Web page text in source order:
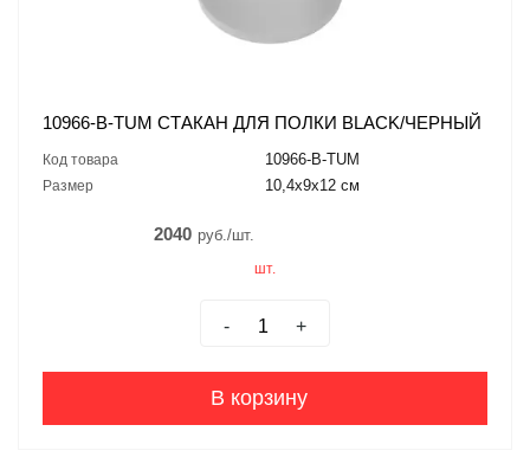
10966-B-TUM СТАКАН ДЛЯ ПОЛКИ BLACK/ЧЕРНЫЙ
Код товара 10966-B-TUM
Размер 10,4x9x12 см
2040 руб./шт.
шт.
- +
В корзину